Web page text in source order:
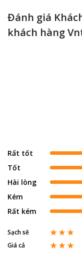
Đánh giá
khách hàng
Rất tốt
Tốt
Hài lòng
Kém
Rất kém
Sạch sẽ
Giá cả